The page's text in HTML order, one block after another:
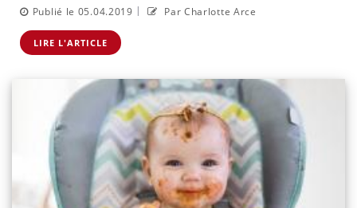
Publié le 05.04.2019 | Par Charlotte Arce
LIRE L'ARTICLE